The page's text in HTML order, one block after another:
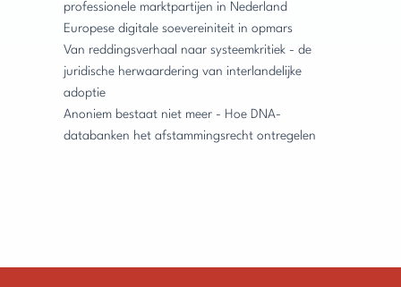
professionele marktpartijen in Nederland
Europese digitale soevereiniteit in opmars
Van reddingsverhaal naar systeemkritiek - de
juridische herwaardering van interlandelijke
adoptie
Anoniem bestaat niet meer - Hoe DNA-
databanken het afstammingsrecht ontregelen